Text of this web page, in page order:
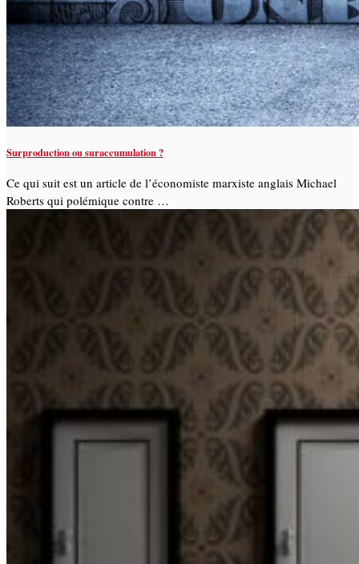
Surproduction ou suraccumulation ?
Ce qui suit est un article de l’économiste marxiste anglais Michael
Roberts qui polémique contre …